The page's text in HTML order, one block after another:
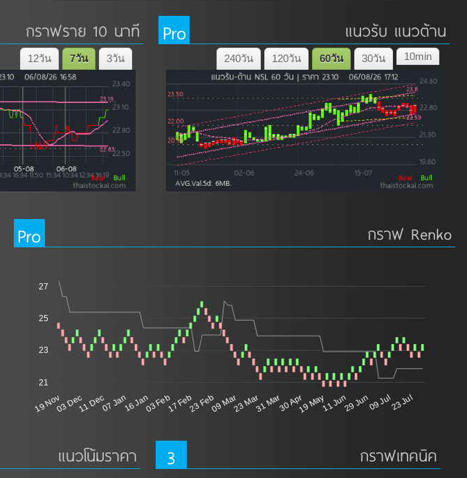
กราฟราย 10 นาที
3วัน
7วัน
12วัน
Pro แนวรับ แนวต้าน
10min
30วัน
60วัน
120วัน
240วัน
Pro กราฟ Renko
19 Nov03 Dec11 Dec07 Jan16 Jan03 Feb17 Feb23 Feb09 Mar23 Mar31 Mar30 Apr19 May11 Jun29 Jun09 Jul23 Jul
21
23
25
27
แนวโน้มราคา 3 กราฟเทคนิค